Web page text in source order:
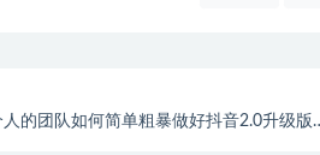
的团队如何简单粗暴做好抖音2.0升级版